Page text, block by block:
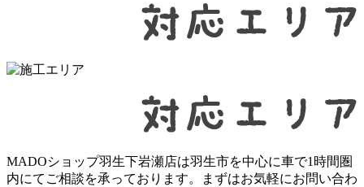
MADOショップ羽生下岩瀬店は羽生市を中心に車で1時間圏
内にてご相談を承っております。まずはお気軽にお問い合わ